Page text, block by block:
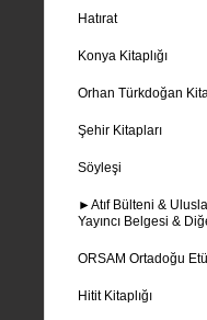
Hatırat
Konya Kitaplığı
Orhan Türkdoğan
Şehir Kitapları
Söyleşi
►Atıf Bülteni &
Yayıncı Belgesi &
ORSAM Ortadoğu
Hitit Kitaplığı